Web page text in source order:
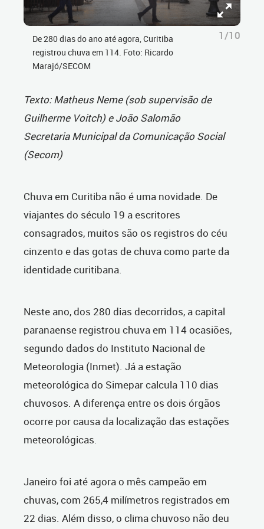
De 280 dias do ano até agora, Curitiba
registrou chuva em 114. Foto: Ricardo
Marajó/SECOM
1/10
Texto: Matheus Neme (sob supervisão de
Guilherme Voitch) e João Salomão
Secretaria Municipal da Comunicação Social
(Secom)
Chuva em Curitiba não é uma novidade. De
viajantes do século 19 a escritores
consagrados, muitos são os registros do céu
cinzento e das gotas de chuva como parte da
identidade curitibana.
Neste ano, dos 280 dias decorridos, a capital
paranaense registrou chuva em 114 ocasiões,
segundo dados do Instituto Nacional de
Meteorologia (Inmet). Já a estação
meteorológica do Simepar calcula 110 dias
chuvosos. A diferença entre os dois órgãos
ocorre por causa da localização das estações
meteorológicas.
Janeiro foi até agora o mês campeão em
chuvas, com 265,4 milímetros registrados em
22 dias. Além disso, o clima chuvoso não deu